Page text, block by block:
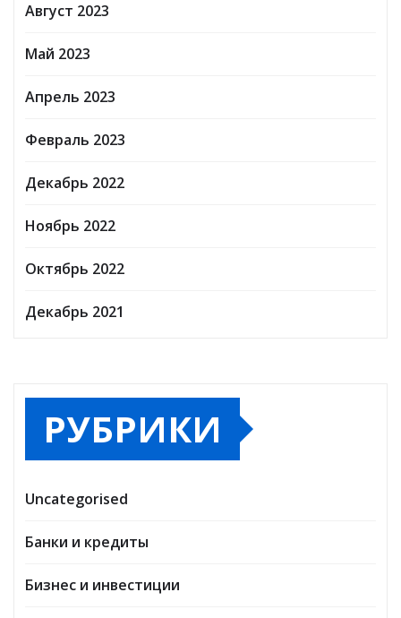
Август 2023
Май 2023
Апрель 2023
Февраль 2023
Декабрь 2022
Ноябрь 2022
Октябрь 2022
Декабрь 2021
РУБРИКИ
Uncategorised
Банки и кредиты
Бизнес и инвестиции